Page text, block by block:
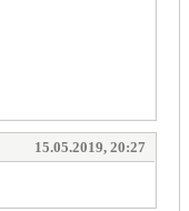
15.05.2019, 20:27